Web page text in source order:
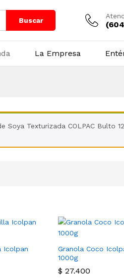
Buscar
La Empresa
Soya Texturizada COLPAC Bulto
Icolpan
Granola Coco
1000g
$ 27.400
$ 27.400